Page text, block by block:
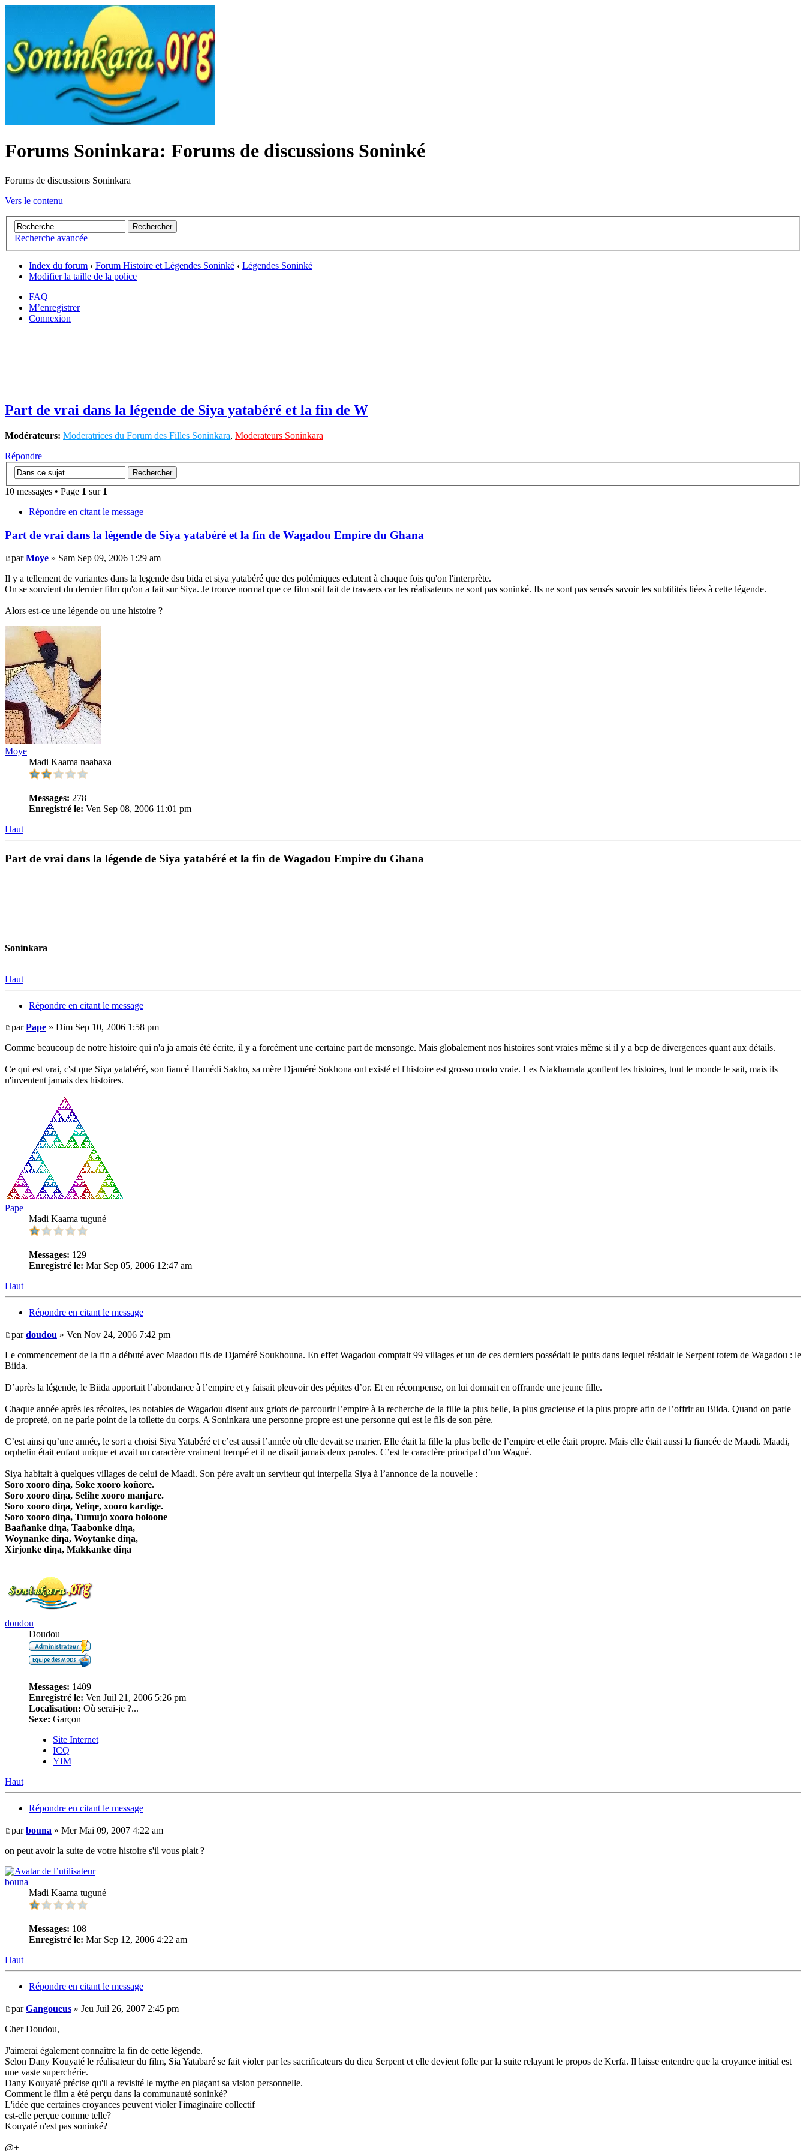
Forums Soninkara: Forums de discussions Soninké
Forums de discussions Soninkara
Vers le contenu
Recherche avancée
Index du forum ‹ Forum Histoire et Légendes Soninké ‹ Légendes Soninké
Modifier la taille de la police
FAQ
M’enregistrer
Connexion
Part de vrai dans la légende de Siya yatabéré et la fin de W
Modérateurs: Moderatrices du Forum des Filles Soninkara, Moderateurs Soninkara
Répondre
10 messages • Page 1 sur 1
Répondre en citant le message
Part de vrai dans la légende de Siya yatabéré et la fin de Wagadou Empire du Ghana
parMoye » Sam Sep 09, 2006 1:29 am
Il y a tellement de variantes dans la legende dsu bida et siya yatabéré que des polémiques eclatent à chaque fois qu'on l'interprète.
On se souvient du dernier film qu'on a fait sur Siya. Je trouve normal que ce film soit fait de travaers car les réalisateurs ne sont pas soninké. Ils ne sont pas sensés savoir les subtilités liées à cette légende.
Alors est-ce une légende ou une histoire ?
Moye
Madi Kaama naabaxa
Messages: 278
Enregistré le: Ven Sep 08, 2006 11:01 pm
Haut
Part de vrai dans la légende de Siya yatabéré et la fin de Wagadou Empire du Ghana
Soninkara
Haut
Répondre en citant le message
parPape » Dim Sep 10, 2006 1:58 pm
Comme beaucoup de notre histoire qui n'a ja amais été écrite, il y a forcément une certaine part de mensonge. Mais globalement nos histoires sont vraies même si il y a bcp de divergences quant aux détails.
Ce qui est vrai, c'st que Siya yatabéré, son fiancé Hamédi Sakho, sa mère Djaméré Sokhona ont existé et l'histoire est grosso modo vraie. Les Niakhamala gonflent les histoires, tout le monde le sait, mais ils
n'inventent jamais des histoires.
Pape
Madi Kaama tuguné
Messages: 129
Enregistré le: Mar Sep 05, 2006 12:47 am
Haut
Répondre en citant le message
pardoudou » Ven Nov 24, 2006 7:42 pm
Le commencement de la fin a débuté avec Maadou fils de Djaméré Soukhouna. En effet Wagadou comptait 99 villages et un de ces derniers possédait le puits dans lequel résidait le Serpent totem de Wagadou : le
Biida.
D’après la légende, le Biida apportait l’abondance à l’empire et y faisait pleuvoir des pépites d’or. Et en récompense, on lui donnait en offrande une jeune fille.
Chaque année après les récoltes, les notables de Wagadou disent aux griots de parcourir l’empire à la recherche de la fille la plus belle, la plus gracieuse et la plus propre afin de l’offrir au Biida. Quand on parle
de propreté, on ne parle point de la toilette du corps. A Soninkara une personne propre est une personne qui est le fils de son père.
C’est ainsi qu’une année, le sort a choisi Siya Yatabéré et c’est aussi l’année où elle devait se marier. Elle était la fille la plus belle de l’empire et elle était propre. Mais elle était aussi la fiancée de Maadi. Maadi,
orphelin était enfant unique et avait un caractère vraiment trempé et il ne disait jamais deux paroles. C’est le caractère principal d’un Wagué.
Siya habitait à quelques villages de celui de Maadi. Son père avait un serviteur qui interpella Siya à l’annonce de la nouvelle :
Soro xooro diηa, Soke xooro koñore.
Soro xooro diηa, Selihe xooro manjare.
Soro xooro diηa, Yeliηe, xooro kardige.
Soro xooro diηa, Tumujo xooro boloone
Baañanke diηa, Taabonke diηa,
Woynanke diηa, Woytanke diηa,
Xirjonke diηa, Makkanke diηa
doudou
Doudou
Messages: 1409
Enregistré le: Ven Juil 21, 2006 5:26 pm
Localisation: Où serai-je ?...
Sexe: Garçon
Site Internet
ICQ
YIM
Haut
Répondre en citant le message
parbouna » Mer Mai 09, 2007 4:22 am
on peut avoir la suite de votre histoire s'il vous plait ?
bouna
Madi Kaama tuguné
Messages: 108
Enregistré le: Mar Sep 12, 2006 4:22 am
Haut
Répondre en citant le message
parGangoueus » Jeu Juil 26, 2007 2:45 pm
Cher Doudou,
J'aimerai également connaître la fin de cette légende.
Selon Dany Kouyaté le réalisateur du film, Sia Yatabaré se fait violer par les sacrificateurs du dieu Serpent et elle devient folle par la suite relayant le propos de Kerfa. Il laisse entendre que la croyance initial est
une vaste superchérie.
Dany Kouyaté précise qu'il a revisité le mythe en plaçant sa vision personnelle.
Comment le film a été perçu dans la communauté soninké?
L'idée que certaines croyances peuvent violer l'imaginaire collectif
est-elle perçue comme telle?
Kouyaté n'est pas soninké?
@+